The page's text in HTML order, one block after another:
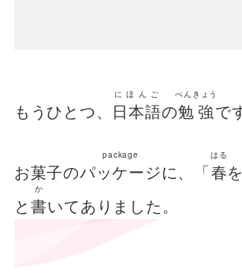
もうひとつ、 日本語
にほんご
の勉強
べんきょう
で
お菓子のパッケージ
package
に、「春
はる
と書
か
いてありました。